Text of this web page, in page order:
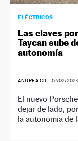
ELÉCTRICOS
Las claves
Taycan sube
autonomía
ANDREA GIL | 07/02/
El nuevo
dejar de lado,
la autonomía de